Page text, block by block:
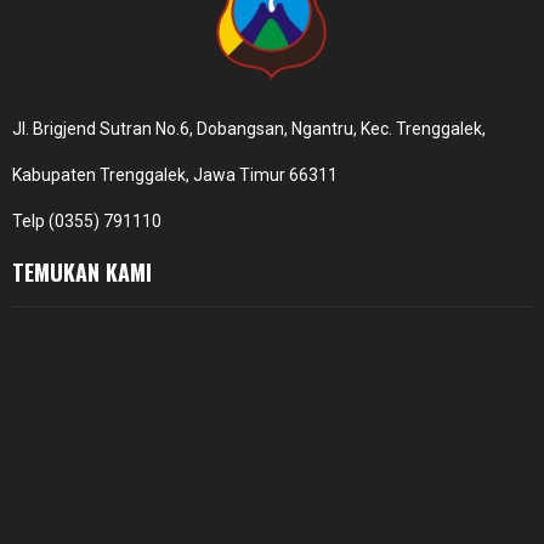
Jl. Brigjend Sutran No.6, Dobangsan, Ngantru, Kec. Trenggalek,
Kabupaten Trenggalek, Jawa Timur 66311
Telp (0355) 791110
TEMUKAN KAMI